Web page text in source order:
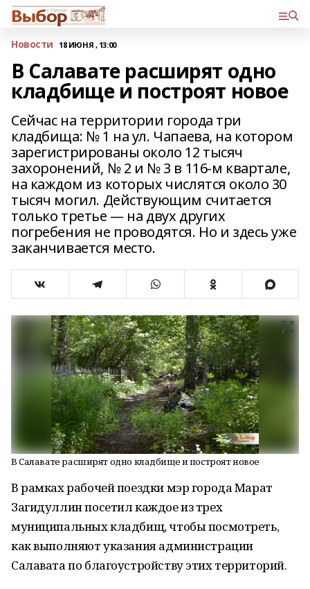
Новости 18 ИЮНЯ , 13:00
В Салавате расширят одно
кладбище и построят новое
Сейчас на территории города три
кладбища: № 1 на ул. Чапаева, на котором
зарегистрированы около 12 тысяч
захоронений, № 2 и № 3 в 116-м квартале,
на каждом из которых числятся около 30
тысяч могил. Действующим считается
только третье — на двух других
погребения не проводятся. Но и здесь уже
заканчивается место.
В Салавате расширят одно кладбище и построят новое
В рамках рабочей поездки мэр города Марат
Загидуллин посетил каждое из трех
муниципальных кладбищ, чтобы посмотреть,
как выполняют указания администрации
Салавата по благоустройству этих территорий.